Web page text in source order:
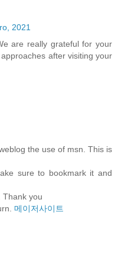
2021
are really grateful for your
after visiting your
the use of msn. This is
sure to bookmark it and
Thank you
메이저사이트